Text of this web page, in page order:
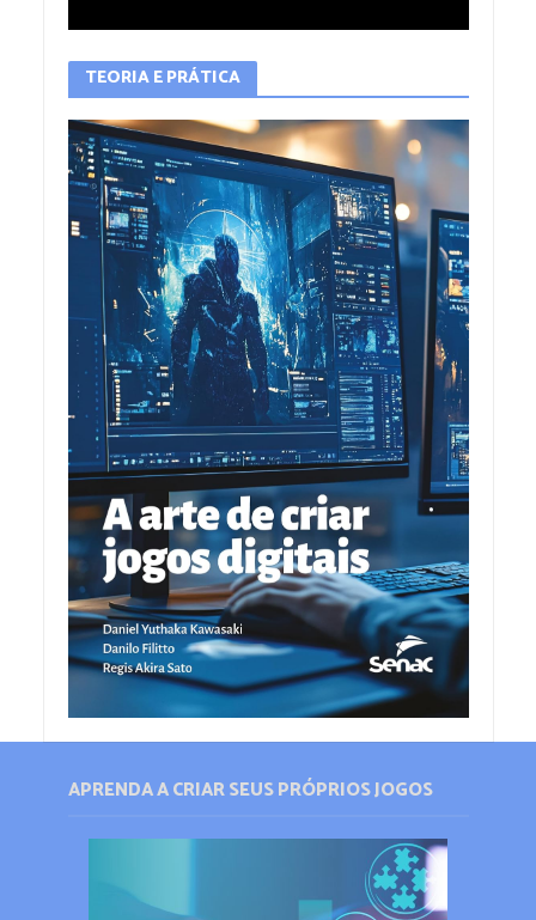
TEORIA E PRÁTICA
APRENDA A CRIAR SEUS PRÓPRIOS JOGOS